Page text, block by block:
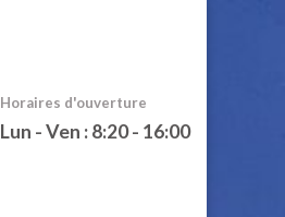
Horaires d'ouverture
Lun - Ven : 8:20 - 16:00